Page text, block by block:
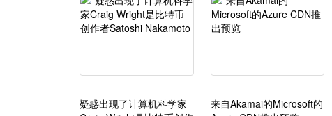
疑惑出现了计算机科学家
来自Akamai的Microsoft的